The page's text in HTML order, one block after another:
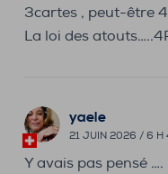
3cartes , peut-être
La loi des
yaele
21 JUIN 2026 / 6 H
Y avais pas pensé ….